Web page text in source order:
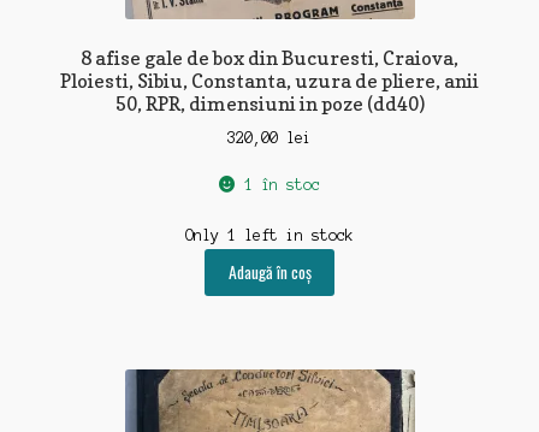
8 afise gale de box din Bucuresti, Craiova,
Ploiesti, Sibiu, Constanta, uzura de pliere, anii
50, RPR, dimensiuni in poze (dd40)
320,00 lei
1 în stoc
Only 1 left in stock
Adaugă în coș